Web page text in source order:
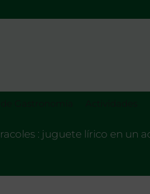
: juguete lírico en un